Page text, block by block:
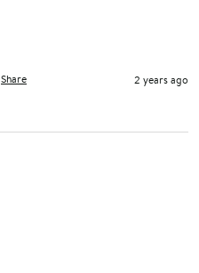
Share 2 years ago